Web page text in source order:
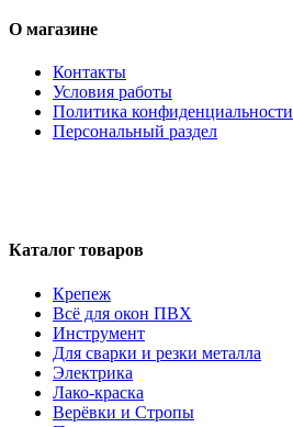
О магазине
Контакты
Условия работы
Политика конфиденциальности
Персональный раздел
Каталог товаров
Крепеж
Всё для окон ПВХ
Инструмент
Для сварки и резки металла
Электрика
Лако-краска
Верёвки и Стропы